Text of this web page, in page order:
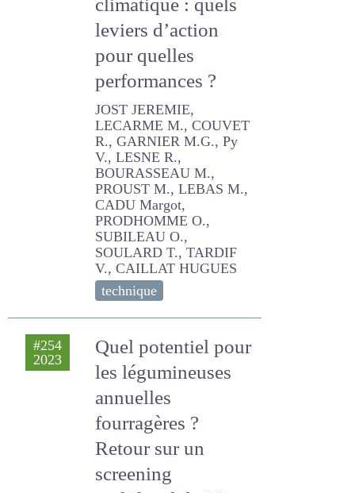
climatique : quels
leviers d’action
pour quelles
performances ?
JOST JEREMIE, LECARME M.,
COUVET R., GARNIER M.G.,
Py V., LESNE R.,
BOURASSEAU M., PROUST
M., LEBAS M., CADU Margot,
PRODHOMME O., SUBILEAU
O., SOULARD T., TARDIF V.,
CAILLAT HUGUES
technique
#254
Quel potentiel pour
les légumineuses
annuelles
fourragères ?
Retour sur un
screening
multilocal de 13